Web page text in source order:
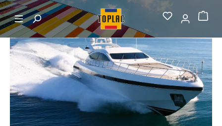
springenStartseite Reinigungswerkzeuge